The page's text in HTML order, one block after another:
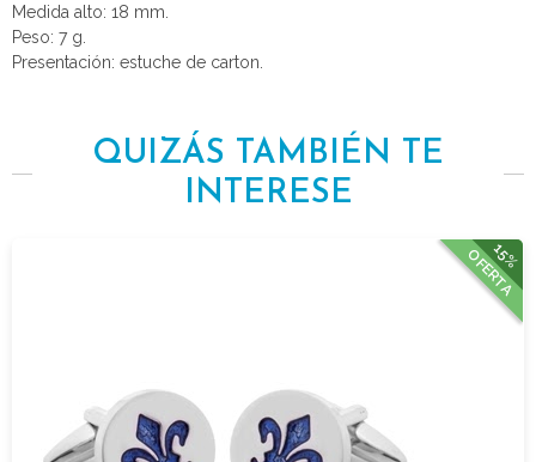
Medida alto: 18 mm.
Peso: 7 g.
Presentación: estuche de carton.
QUIZÁS TAMBIÉN TE
INTERESE
15%
OFERTA